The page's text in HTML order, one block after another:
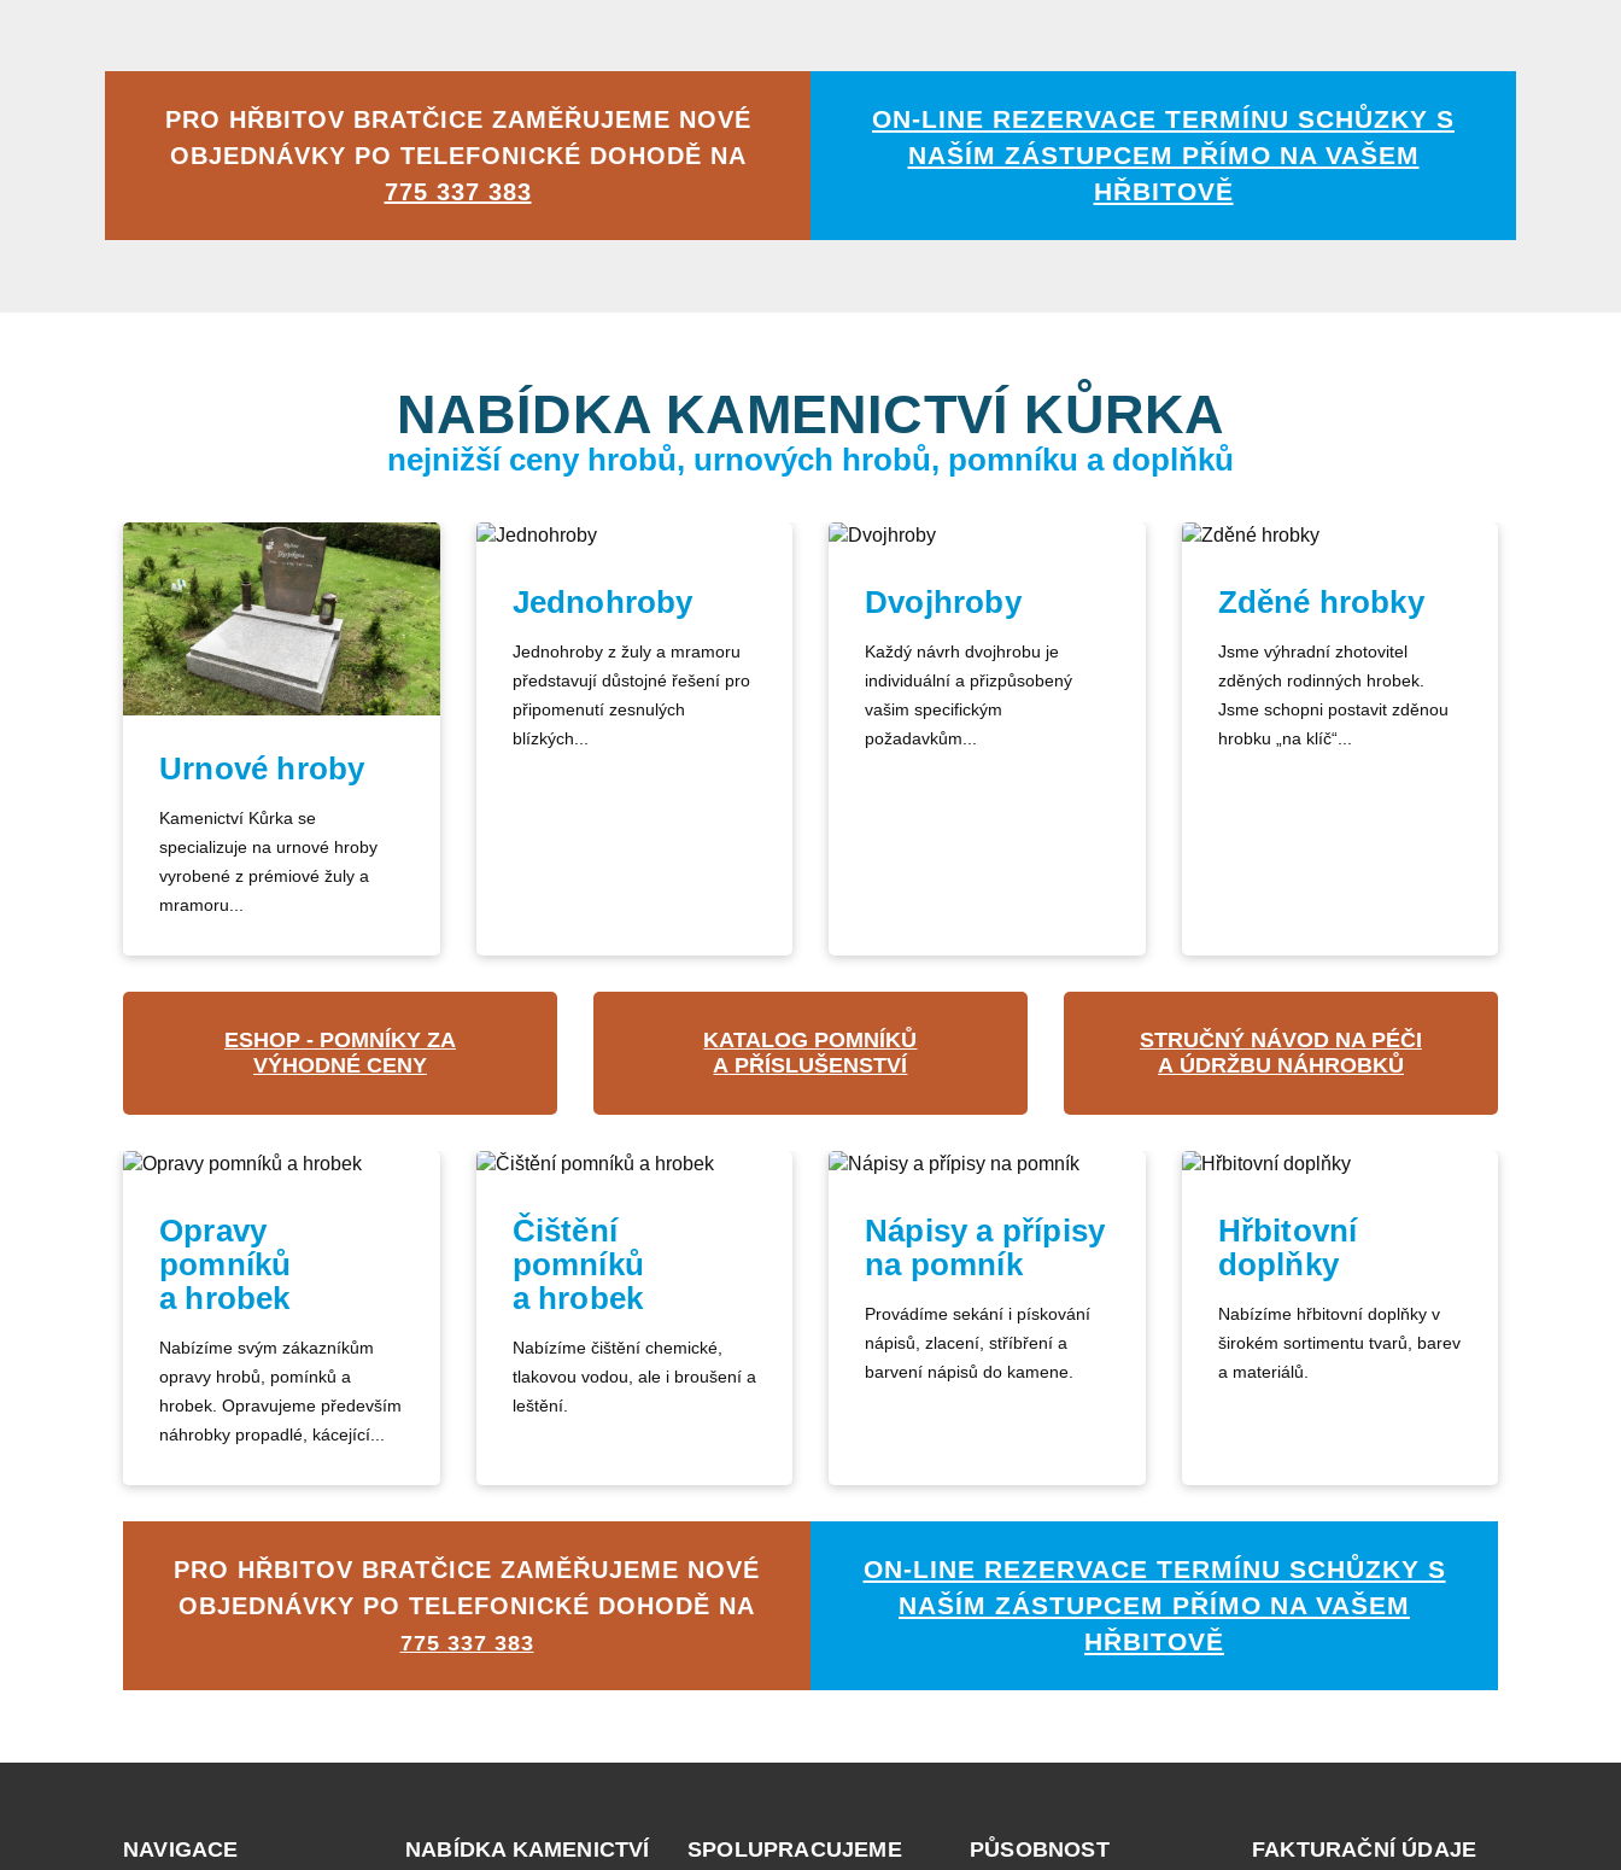
PRO HŘBITOV BRATČICE ZAMĚŘUJEME NOVÉ
OBJEDNÁVKY PO TELEFONICKÉ DOHODĚ NA
775 337 383
ON-LINE REZERVACE TERMÍNU SCHŮZKY S
NAŠÍM ZÁSTUPCEM PŘÍMO NA VAŠEM
HŘBITOVĚ
NABÍDKA KAMENICTVÍ KŮRKA
nejnižší ceny hrobů, urnových hrobů, pomníku a doplňků
Urnové hroby
Kamenictví Kůrka se
specializuje na urnové hroby
vyrobené z prémiové žuly a
mramoru...
Jednohroby
Jednohroby z žuly a mramoru
představují důstojné řešení pro
připomenutí zesnulých
blízkých...
Dvojhroby
Každý návrh dvojhrobu je
individuální a přizpůsobený
vašim specifickým
požadavkům...
Zděné hrobky
Jsme výhradní zhotovitel
zděných rodinných hrobek.
Jsme schopni postavit zděnou
hrobku „na klíč“...
ESHOP - POMNÍKY ZA
VÝHODNÉ CENY
KATALOG POMNÍKŮ
A PŘÍSLUŠENSTVÍ
STRUČNÝ NÁVOD NA PÉČI
A ÚDRŽBU NÁHROBKŮ
Opravy
pomníků
a hrobek
Nabízíme svým zákazníkům
opravy hrobů, pomínků a
hrobek. Opravujeme především
náhrobky propadlé, kácející...
Čištění
pomníků
a hrobek
Nabízíme čištění chemické,
tlakovou vodou, ale i broušení a
leštění.
Nápisy a přípisy
na pomník
Provádíme sekání i pískování
nápisů, zlacení, stříbření a
barvení nápisů do kamene.
Hřbitovní
doplňky
Nabízíme hřbitovní doplňky v
širokém sortimentu tvarů, barev
a materiálů.
PRO HŘBITOV BRATČICE ZAMĚŘUJEME NOVÉ
OBJEDNÁVKY PO TELEFONICKÉ DOHODĚ NA
775 337 383
ON-LINE REZERVACE TERMÍNU SCHŮZKY S
NAŠÍM ZÁSTUPCEM PŘÍMO NA VAŠEM
HŘBITOVĚ
NAVIGACE NABÍDKA KAMENICTVÍ SPOLUPRACUJEME PŮSOBNOST FAKTURAČNÍ ÚDAJE